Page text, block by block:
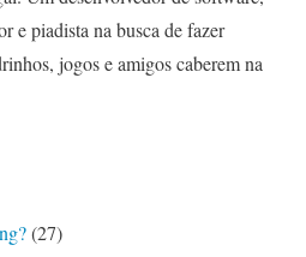
e piadista na busca de fazer
jogos e amigos caberem na
(27)